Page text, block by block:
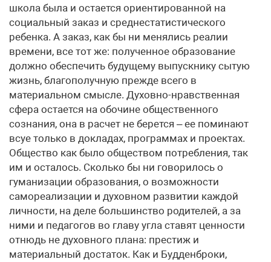
школа была и остается ориентированной на
социальный заказ и среднестатистического
ребенка. А заказ, как бы ни менялись реалии
времени, все тот же: полученное образование
должно обеспечить будущему выпускнику сытую
жизнь, благополучную прежде всего в
материальном смысле. Духовно-нравственная
сфера остается на обочине общественного
сознания, она в расчет не берется – ее поминают
всуе только в докладах, программах и проектах.
Общество как было обществом потребления, так
им и осталось. Сколько бы ни говорилось о
гуманизации образования, о возможности
самореализации и духовном развитии каждой
личности, на деле большинство родителей, а за
ними и педагогов во главу угла ставят ценности
отнюдь не духовного плана: престиж и
материальный достаток. Как и Будденброки,